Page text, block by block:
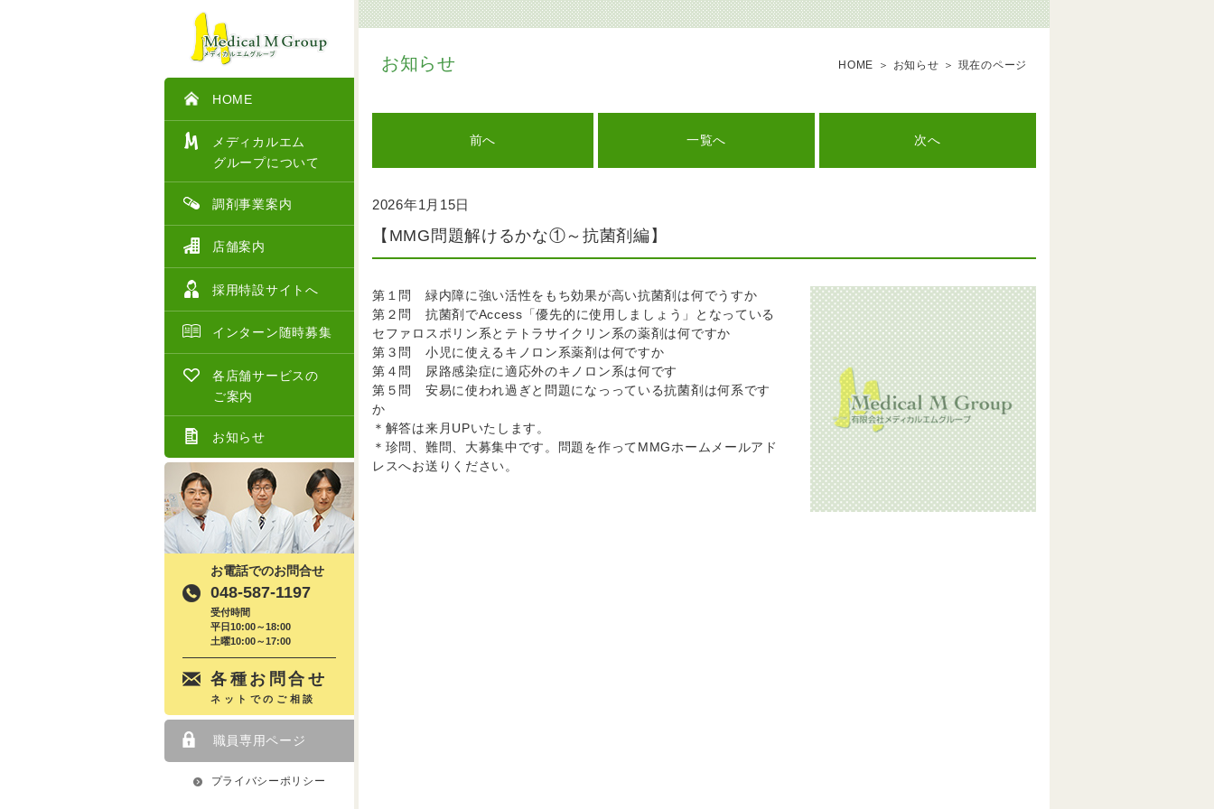
HOME
メディカルエム
グループについて
調剤事業案内
店舗案内
採用特設サイトへ
インターン随時募集
各店舗サービスの
ご案内
お知らせ
お電話でのお問合せ
048-587-1197
受付時間
平日10:00～18:00
土曜10:00～17:00
各種お問合せ
ネットでのご相談
職員専用ページ
プライバシーポリシー
お知らせ HOME お知らせ 現在のページ
前へ 一覧へ 次へ
2026年1月15日
【MMG問題解けるかな①～抗菌剤編】
第１問 緑内障に強い活性をもち効果が高い抗菌剤は何でうすか
第２問 抗菌剤でAccess「優先的に使用しましょう」となっている
セファロスポリン系とテトラサイクリン系の薬剤は何ですか
第３問 小児に使えるキノロン系薬剤は何ですか
第４問 尿路感染症に適応外のキノロン系は何です
第５問 安易に使われ過ぎと問題になっっている抗菌剤は何系です
か
＊解答は来月UPいたします。
＊珍問、難問、大募集中です。問題を作ってMMGホームメールアド
レスへお送りください。